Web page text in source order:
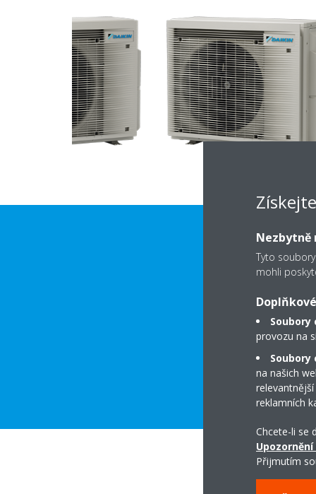
STÁHNĚTE SI
Nezbytně
Tyto
mohli
provozu na
na našich
reklamních
Chcete-li se
Přijmutím